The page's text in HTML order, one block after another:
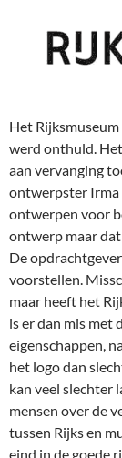
Het
werd onthuld.
aan vervanging
ontwerpster Irma
ontwerpen voor
ontwerp maar
De
voorstellen.
maar heeft het
is er dan mis met
eigenschappen,
het logo dan
kan veel slechter
mensen over de
tussen Rijks en
eind in de goede